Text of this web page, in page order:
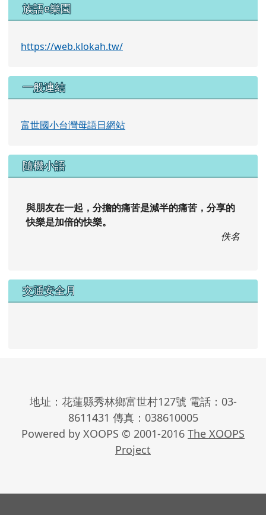
族語e樂園
https://web.klokah.tw/
一般連結
富世國小台灣母語日網站
隨機小語
與朋友在一起，分擔的痛苦是減半的痛苦，分享的
快樂是加倍的快樂。
佚名
交通安全月
地址：花蓮縣秀林鄉富世村127號 電話：03-
8611431 傳真：038610005
Powered by XOOPS © 2001-2016 The XOOPS
Project